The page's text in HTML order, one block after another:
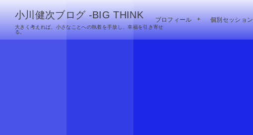
小川健次ブログ -BIG THINK
大きく考えれば、小さなことへの執着を手放し、幸福を引き寄せ
る。
プロフィール 個別セッション